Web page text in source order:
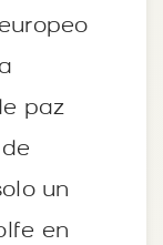
paz
un
en